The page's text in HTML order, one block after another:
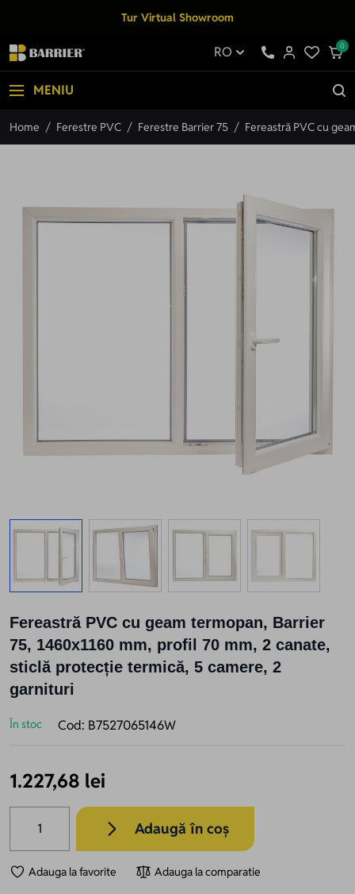
Tur Virtual Showroom
RO 0
MENIU
Home / Ferestre PVC / Ferestre Barrier 75 / Fereastră PVC cu
View larger imageView larger imageView larger imageView larger
Fereastră PVC cu geam termopan, Barrier
75, 1460x1160 mm, profil 70 mm, 2 canate,
sticlă protecție termică, 5 camere, 2
garnituri
În stoc Cod: B7527065146W
1.227,68 lei
Adaugă în coș
Adauga la favorite Adauga la comparatie